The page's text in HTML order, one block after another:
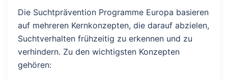
Die Suchtprävention Programme Europa basieren
auf mehreren Kernkonzepten, die darauf abzielen,
Suchtverhalten frühzeitig zu erkennen und zu
verhindern. Zu den wichtigsten Konzepten
gehören: